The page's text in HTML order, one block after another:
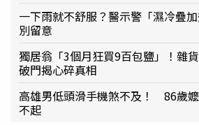
一下雨就不舒服？醫示警「濕冷疊
別留意
獨居翁「3個月狂買9百包鹽」！雜
破門揭心碎真相
高雄男低頭滑手機煞不及！ 86歲
不起